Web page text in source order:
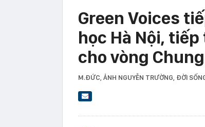
Green Voices
học Hà Nội,
cho vòng
M.ĐỨC, ẢNH NGUYỄN TRƯỜNG , ĐỜI